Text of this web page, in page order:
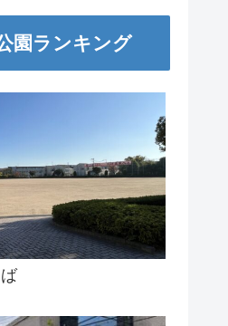
園ランキング